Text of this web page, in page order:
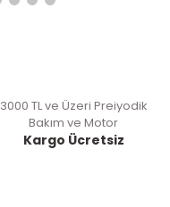
3000 TL ve Üzeri Preiyodik
Bakım ve Motor
Kargo Ücretsiz